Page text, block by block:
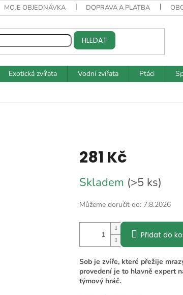
MOJE OBJEDNÁVKA DOPRAVA A PLATBA
HLEDAT
Exotická zvířata Vodní zvířata Ptáci
281 Kč
cena:
Skladem (>5 ks)
Můžeme doručit do: 7.8.2026
Přidat do
Sob je zvíře, které přežije
provedení je to hlavně expert
týmový hráč.